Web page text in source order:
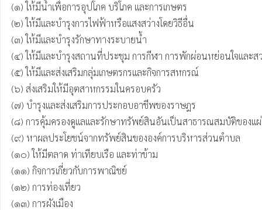
(๑) ให้มีน้ำเพื่อการอุปโภค บริโภค และการเกษตร
(๒) ให้มีและบํารุงการไฟฟ้าหรือแสงสว่างโดยวิธีอื่น
(๓) ให้มีและบํารุงรักษาทางระบายน้ำ
(๔) ให้มีและบํารุงสถานที่ประชุม การกีฬา การพักผ่อนหย่อนใจและ
(๕) ให้มีและส่งเสริมกลุ่มเกษตรกรและกิจการสหกรณ์
(๖) ส่งเสริมให้มีอุตสาหกรรมในครอบครัว
(๗) บํารุงและส่งเสริมการประกอบอาชีพของราษฎร
(๘) การคุ้มครองดูแลและรักษาทรัพย์สินอันเป็นสาธารณสมบัติของแ
(๙) หาผลประโยชน์จากทรัพย์สินขององค์การบริหารส่วนตําบล
(๑๐) ให้มีตลาด ท่าเทียบเรือ และท่าข้าม
(๑๑) กิจการเกี่ยวกับการพาณิชย์
(๑๒) การท่องเที่ยว
(๑๓) การผังเมือง